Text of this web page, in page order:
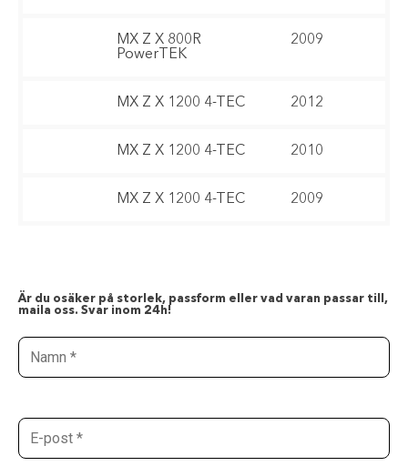
MX Z X 800R
PowerTEK
2009
MX Z X 1200 4-TEC 2012
MX Z X 1200 4-TEC 2010
MX Z X 1200 4-TEC 2009
Är du osäker på storlek, passform eller vad varan passar till,
maila oss. Svar inom 24h!